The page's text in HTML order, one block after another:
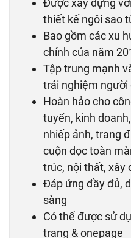
Được xây dựng
thiết kế ngôi sao
Bao gồm các xu
chính của năm
Tập trung mạnh
trải nghiệm người
Hoàn hảo cho
tuyến, kinh
nhiếp ảnh, trang
cuộn dọc toàn
​​trúc, nội thất, xây
Đáp ứng đầy đủ,
sàng
Có thể được sử
trang & onepage